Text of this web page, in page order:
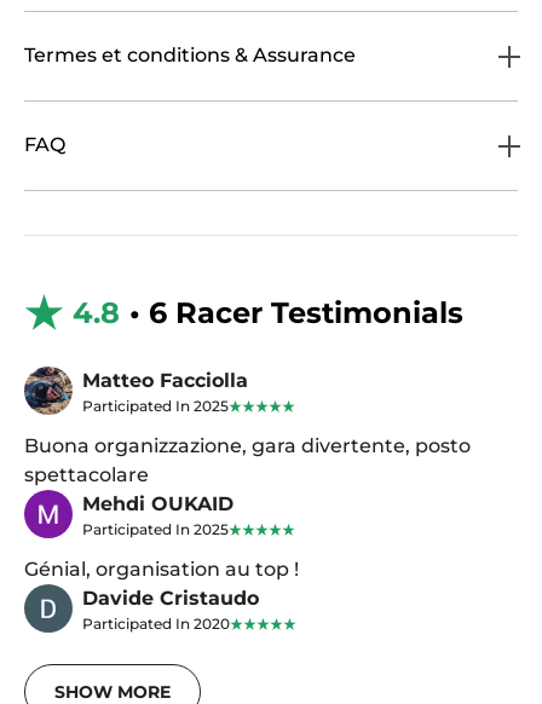
Termes et conditions & Assurance
FAQ
4.8 • 6 Racer Testimonials
Matteo Facciolla
Participated In 2025
Buona organizzazione, gara divertente, posto
spettacolare
Mehdi OUKAID
Participated In 2025
Génial, organisation au top !
Davide Cristaudo
Participated In 2020
SHOW MORE